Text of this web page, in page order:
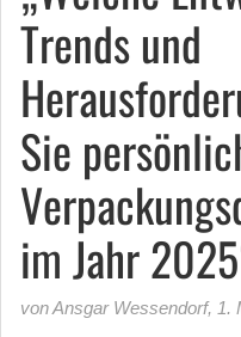
Trends und
Sie
im Jahr
von Ansgar Wessendorf, 1.